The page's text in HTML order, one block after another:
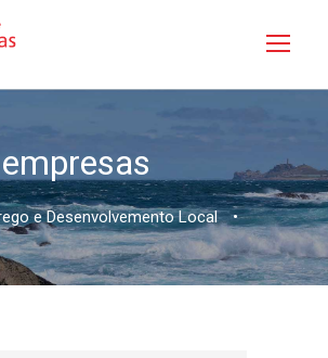
e Desenvolvemento Local •